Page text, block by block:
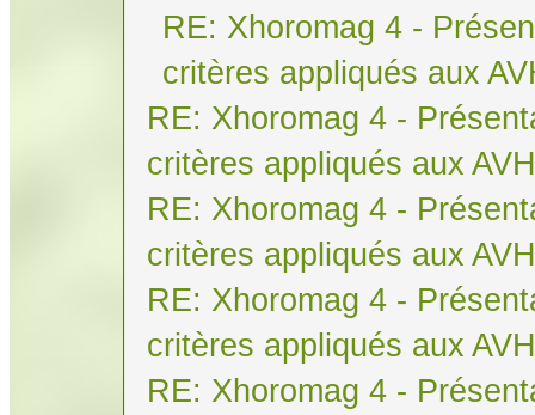
RE: Xhoromag 4 -
critères appliqués aux
RE: Xhoromag 4 -
critères appliqués aux AVH
RE: Xhoromag 4 -
critères appliqués aux AVH
RE: Xhoromag 4 -
critères appliqués aux AVH
RE: Xhoromag 4 -